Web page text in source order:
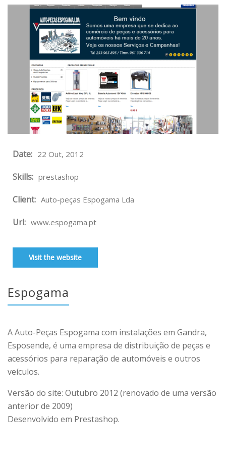
Date: 22 Out, 2012
Skills: prestashop
Client: Auto-peças Espogama Lda
Url: www.espogama.pt
Visit the website
Espogama
A Auto-Peças Espogama com instalações em Gandra,
Esposende, é uma empresa de distribuição de peças e
acessórios para reparação de automóveis e outros
veículos.
Versão do site: Outubro 2012 (renovado de uma versão
anterior de 2009)
Desenvolvido em Prestashop.